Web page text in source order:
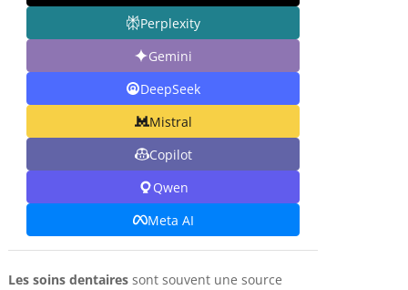
Perplexity
Gemini
DeepSeek
Mistral
Copilot
Qwen
Meta AI
Les soins dentairessont souvent une source